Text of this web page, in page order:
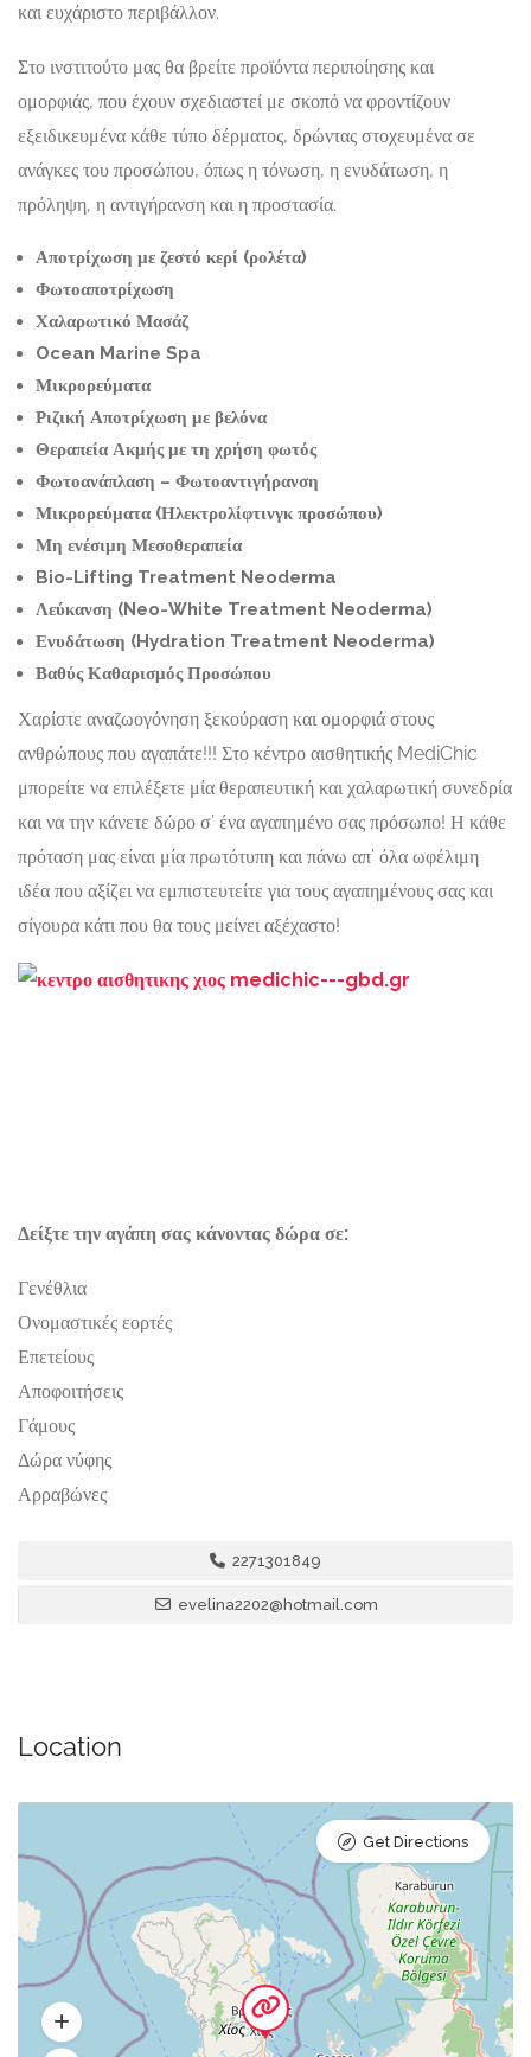
και ευχάριστο περιβάλλον.
Στο ινστιτούτο μας θα βρείτε προϊόντα περιποίησης και
ομορφιάς, που έχουν σχεδιαστεί με σκοπό να φροντίζουν
εξειδικευμένα κάθε τύπο δέρματος, δρώντας στοχευμένα σε
ανάγκες του προσώπου, όπως η τόνωση, η ενυδάτωση, η
πρόληψη, η αντιγήρανση και η προστασία.
Αποτρίχωση με ζεστό κερί (ρολέτα)
Φωτοαποτρίχωση
Χαλαρωτικό Μασάζ
Ocean Marine Spa
Μικρορεύματα
Ριζική Αποτρίχωση με βελόνα
Θεραπεία Ακμής με τη χρήση φωτός
Φωτοανάπλαση – Φωτοαντιγήρανση
Μικρορεύματα (Ηλεκτρολίφτινγκ προσώπου)
Μη ενέσιμη Μεσοθεραπεία
Bio-Lifting Treatment Neoderma
Λεύκανση (Neo-White Treatment Neoderma)
Ενυδάτωση (Hydration Treatment Neoderma)
Βαθύς Καθαρισμός Προσώπου
Χαρίστε αναζωογόνηση ξεκούραση και ομορφιά στους
ανθρώπους που αγαπάτε!!! Στο κέντρο αισθητικής MediChic
μπορείτε να επιλέξετε μία θεραπευτική και χαλαρωτική συνεδρία
και να την κάνετε δώρο σ’ ένα αγαπημένο σας πρόσωπο! Η κάθε
πρόταση μας είναι μία πρωτότυπη και πάνω απ’ όλα ωφέλιμη
ιδέα που αξίζει να εμπιστευτείτε για τους αγαπημένους σας και
σίγουρα κάτι που θα τους μείνει αξέχαστο!
Δείξτε την αγάπη σας κάνοντας δώρα σε:
Γενέθλια
Ονομαστικές εορτές
Επετείους
Αποφοιτήσεις
Γάμους
Δώρα νύφης
Αρραβώνες
2271301849
evelina2202@hotmail.com
Location
Get Directions